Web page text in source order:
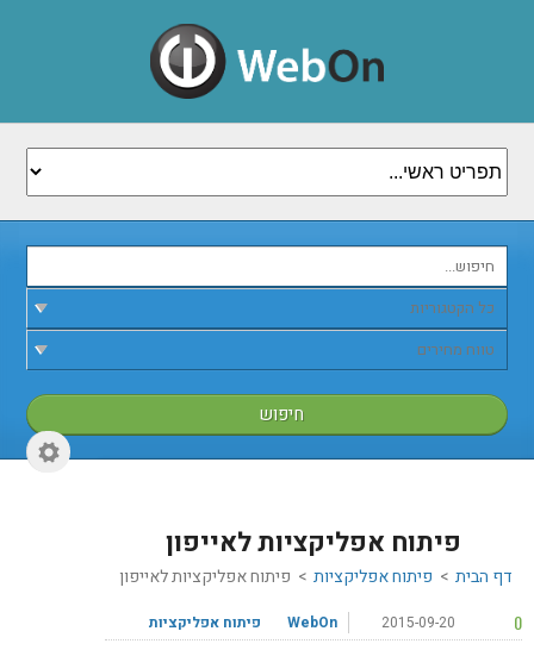
פיתוח אפליקציות לאייפון
דף הבית > פיתוח אפליקציות > פיתוח אפליקציות לאייפון
2015-09-20
WebOn פיתוח אפליקציות
0